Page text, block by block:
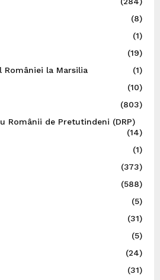
(8)
(1)
(19)
României la Marsilia
(1)
(10)
(803)
Românii de Pretutindeni (DRP)
(14)
(1)
(373)
(588)
(5)
(31)
(5)
(24)
(31)